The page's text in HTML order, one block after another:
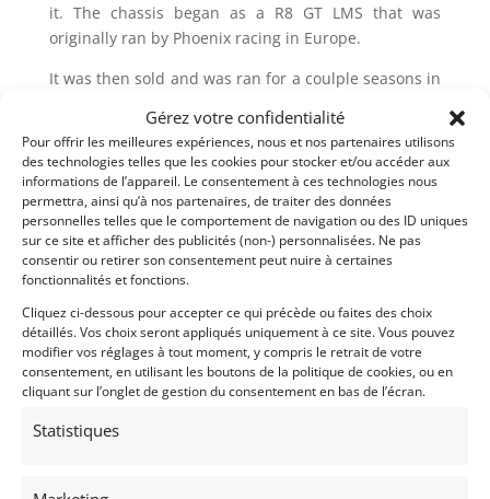
Gérez votre confidentialité
Pour offrir les meilleures expériences, nous et nos partenaires utilisons
des technologies telles que les cookies pour stocker et/ou accéder aux
informations de l’appareil. Le consentement à ces technologies nous
permettra, ainsi qu’à nos partenaires, de traiter des données
personnelles telles que le comportement de navigation ou des ID uniques
sur ce site et afficher des publicités (non-) personnalisées. Ne pas
consentir ou retirer son consentement peut nuire à certaines
fonctionnalités et fonctions.
Cliquez ci-dessous pour accepter ce qui précède ou faites des choix
détaillés. Vos choix seront appliqués uniquement à ce site. Vous pouvez
modifier vos réglages à tout moment, y compris le retrait de votre
consentement, en utilisant les boutons de la politique de cookies, ou en
cliquant sur l’onglet de gestion du consentement en bas de l’écran.
Statistiques
it. The chassis began as a R8 GT LMS that was
originally ran by Phoenix racing in Europe.
It was then sold and was ran for a coulple seasons in
R8 GT Ultra with non endurance rear end. Car ran in
NASA events and to run historic Daytona races for
the past three years.
The engine will require service. Like most used race
cars, the owner should have it gone thru. This car
has a huge list of spares.
Partager cette annonce